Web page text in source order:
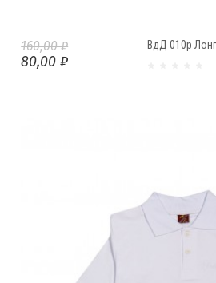
160,00 ₽
80,00 ₽